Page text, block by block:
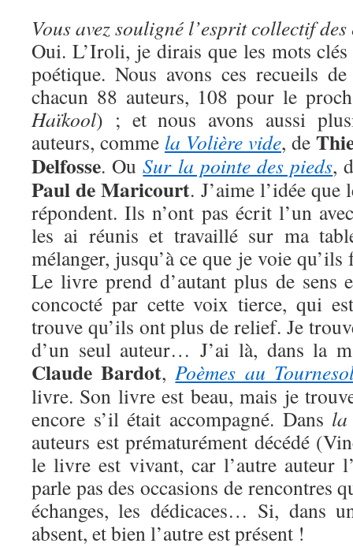
Vous avez souligné l’esprit collectif
Oui. L’Iroli, je dirais que les mots
poétique. Nous avons ces recueils
chacun 88 auteurs, 108 pour le
Haïkool) ; et nous avons aussi
auteurs, comme la Volière vide, de
Delfosse. OuSur la pointe des pieds,
Paul de Maricourt. J’aime l’idée
répondent. Ils n’ont pas écrit l’un
les ai réunis et travaillé sur ma
mélanger, jusqu’à ce que je voie
Le livre prend d’autant plus de sens
concocté par cette voix tierce, qui
trouve qu’ils ont plus de relief. Je
d’un seul auteur… J’ai là, dans la
Claude Bardot,Poèmes au
livre. Son livre est beau, mais je
encore s’il était accompagné. Dans la
auteurs est prématurément décédé
le livre est vivant, car l’autre auteur
parle pas des occasions de rencontres
échanges, les dédicaces… Si, dans
absent, et bien l’autre est présent !